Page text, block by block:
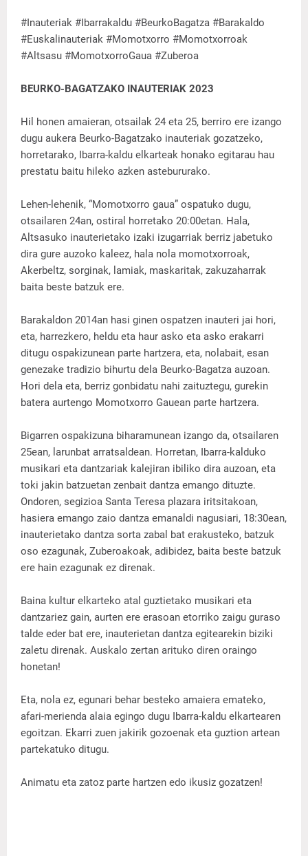
#Inauteriak #Ibarrakaldu #BeurkoBagatza #Barakaldo
#Euskalinauteriak #Momotxorro #Momotxorroak
#Altsasu #MomotxorroGaua #Zuberoa
BEURKO-BAGATZAKO INAUTERIAK 2023
Hil honen amaieran, otsailak 24 eta 25, berriro ere izango
dugu aukera Beurko-Bagatzako inauteriak gozatzeko,
horretarako, Ibarra-kaldu elkarteak honako egitarau hau
prestatu baitu hileko azken astebururako.
Lehen-lehenik, “Momotxorro gaua” ospatuko dugu,
otsailaren 24an, ostiral horretako 20:00etan. Hala,
Altsasuko inauterietako izaki izugarriak berriz jabetuko
dira gure auzoko kaleez, hala nola momotxorroak,
Akerbeltz, sorginak, lamiak, maskaritak, zakuzaharrak
baita beste batzuk ere.
Barakaldon 2014an hasi ginen ospatzen inauteri jai hori,
eta, harrezkero, heldu eta haur asko eta asko erakarri
ditugu ospakizunean parte hartzera, eta, nolabait, esan
genezake tradizio bihurtu dela Beurko-Bagatza auzoan.
Hori dela eta, berriz gonbidatu nahi zaituztegu, gurekin
batera aurtengo Momotxorro Gauean parte hartzera.
Bigarren ospakizuna biharamunean izango da, otsailaren
25ean, larunbat arratsaldean. Horretan, Ibarra-kalduko
musikari eta dantzariak kalejiran ibiliko dira auzoan, eta
toki jakin batzuetan zenbait dantza emango dituzte.
Ondoren, segizioa Santa Teresa plazara iritsitakoan,
hasiera emango zaio dantza emanaldi nagusiari, 18:30ean,
inauterietako dantza sorta zabal bat erakusteko, batzuk
oso ezagunak, Zuberoakoak, adibidez, baita beste batzuk
ere hain ezagunak ez direnak.
Baina kultur elkarteko atal guztietako musikari eta
dantzariez gain, aurten ere erasoan etorriko zaigu guraso
talde eder bat ere, inauterietan dantza egitearekin biziki
zaletu direnak. Auskalo zertan arituko diren oraingo
honetan!
Eta, nola ez, egunari behar besteko amaiera emateko,
afari-merienda alaia egingo dugu Ibarra-kaldu elkartearen
egoitzan. Ekarri zuen jakirik gozoenak eta guztion artean
partekatuko ditugu.
Animatu eta zatoz parte hartzen edo ikusiz gozatzen!